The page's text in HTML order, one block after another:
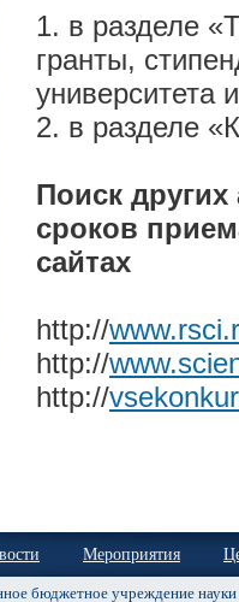
1. в разделе
гранты,
2. в разделе
Поиск
сроков
сайтах
http://
http://
http://
Мероприятия
бюджетное учреждение науки